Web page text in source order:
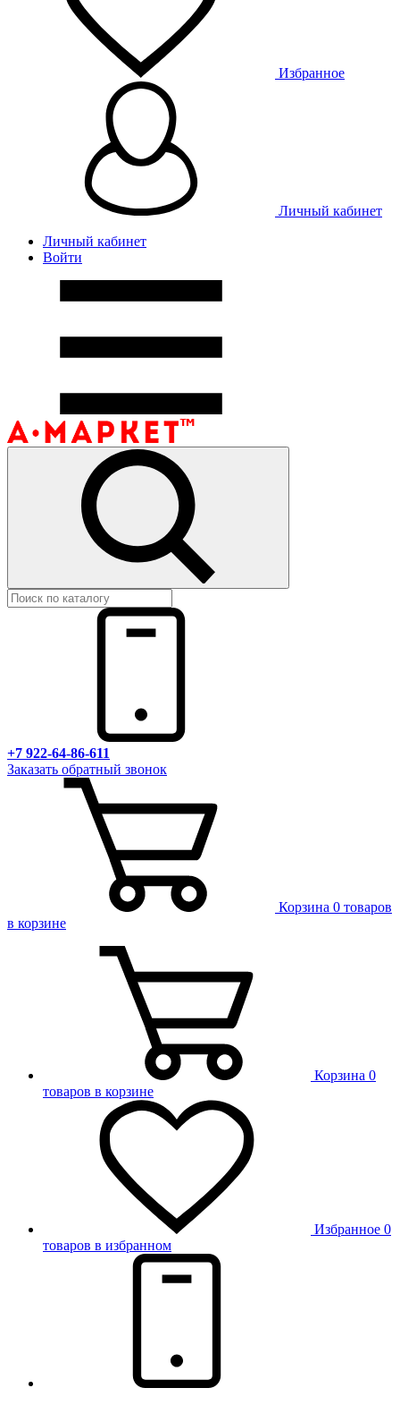
Избранное
Личный кабинет
Личный кабинет
Войти
+7 922-64-86-611
Заказать обратный звонок
Корзина 0 товаров
в корзине
Корзина 0
товаров в корзине
Избранное 0
товаров в избранном